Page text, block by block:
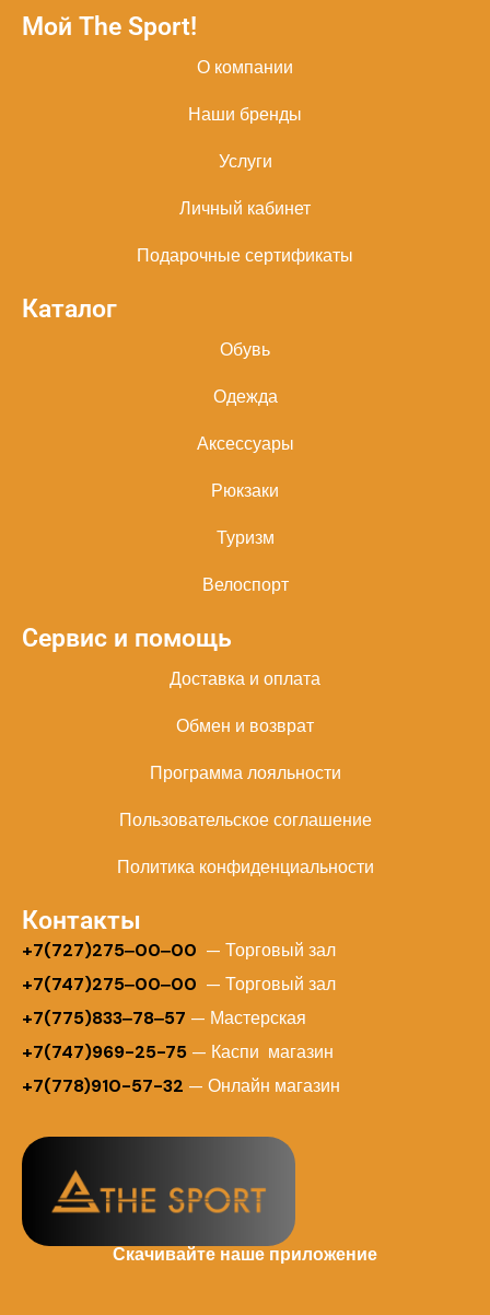
Мой The Sport!
О компании
Наши бренды
Услуги
Личный кабинет
Подарочные сертификаты
Каталог
Обувь
Одежда
Аксессуары
Рюкзаки
Туризм
Велоспорт
Сервис и помощь
Доставка и оплата
Обмен и возврат
Программа лояльности
Пользовательское соглашение
Политика конфиденциальности
Контакты
+7(727)275‒00‒00 — Торговый зал
+7(747)275‒00‒00 — Торговый зал
+7(775)833‒78‒57 — Мастерская
+7(747)969-25-75 — Каспи магазин
+7(778)910-57-32 — Онлайн магазин
Скачивайте наше приложение